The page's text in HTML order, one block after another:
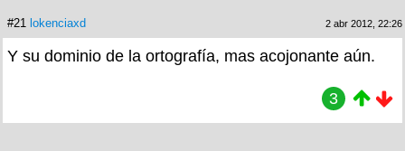
#21 lokenciaxd 2 abr 2012, 22:26
Y su dominio de la ortografía, mas acojonante aún.
3